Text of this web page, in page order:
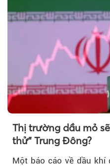
Thị trường dầu mỏ
thử" Trung Đông?
Một báo cáo về dầu khí